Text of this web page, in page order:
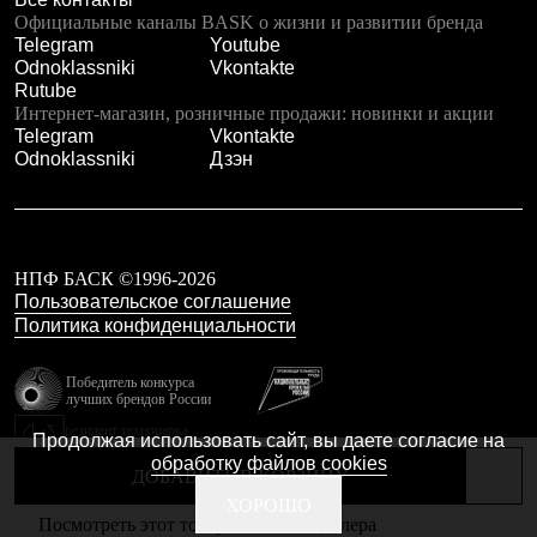
Чуни
Уход за обувью
Аксессуары
Головные уборы
Шапки
Балаклавы и маски
Кепки и бейсболки
Шарфы
Перчатки
Рукавицы
Носки
Полезные аксессуары
Брелки
Ремни
Шевроны
Опушки
Термоковрики
Уход за одеждой
В Арктику
Коллекции
ДОБАВИТЬ В КОРЗИНУ
Посмотреть этот товар в каталоге дилера
Официальные каналы BASK о жизни и развитии бренда
Telegram
Youtube
Odnoklassniki
Vkontakte
Rutube
Интернет-магазин, розничные продажи: новинки и акции
Telegram
Vkontakte
Odnoklassniki
Дзэн
НПФ БАСК ©1996-2026
Пользовательское соглашение
Политика конфиденциальности
Победитель конкурса
лучших брендов России
Калибр
Сделано в Braind
Продолжая использовать сайт, вы даете согласие на
обработку файлов cookies